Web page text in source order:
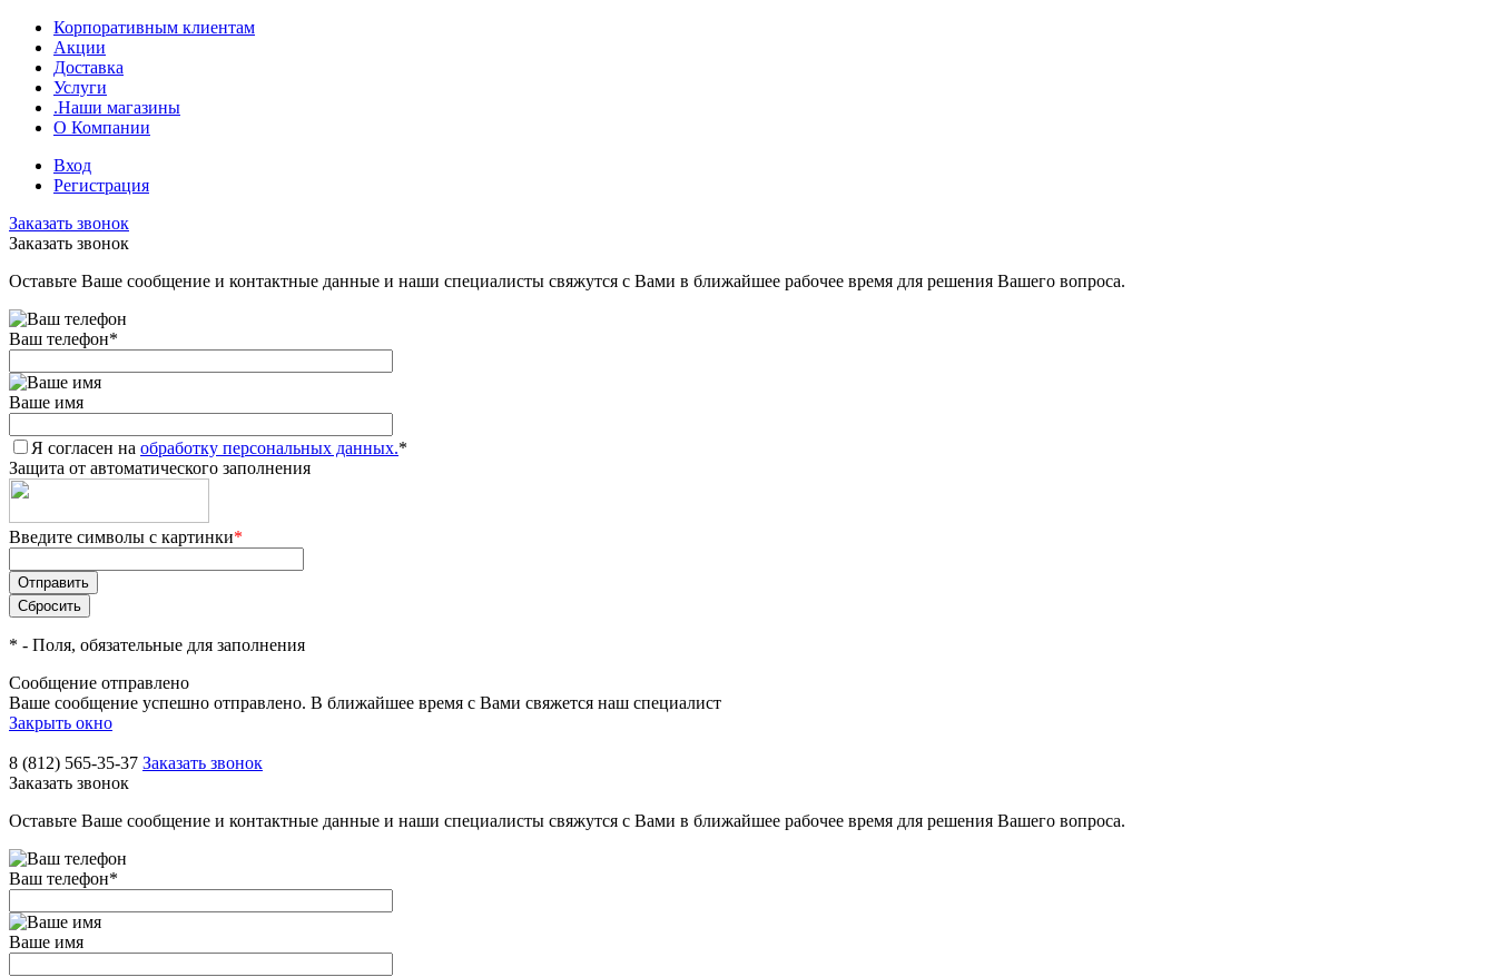
Корпоративным клиентам
Акции
Доставка
Услуги
.Наши магазины
О Компании
Вход
Регистрация
Заказать звонок
Заказать звонок
Оставьте Ваше сообщение и контактные данные и наши специалисты свяжутся с Вами в ближайшее рабочее время для решения Вашего вопроса.
Ваш телефон*
Ваше имя
Я согласен на обработку персональных данных.*
Защита от автоматического заполнения
Введите символы с картинки*
* - Поля, обязательные для заполнения
Сообщение отправлено
Ваше сообщение успешно отправлено. В ближайшее время с Вами свяжется наш специалист
Закрыть окно
8 (812) 565-35-37 Заказать звонок
Заказать звонок
Оставьте Ваше сообщение и контактные данные и наши специалисты свяжутся с Вами в ближайшее рабочее время для решения Вашего вопроса.
Ваш телефон*
Ваше имя